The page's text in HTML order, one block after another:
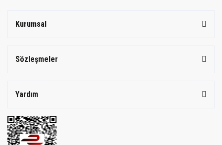
Kurumsal
Sözleşmeler
Yardım